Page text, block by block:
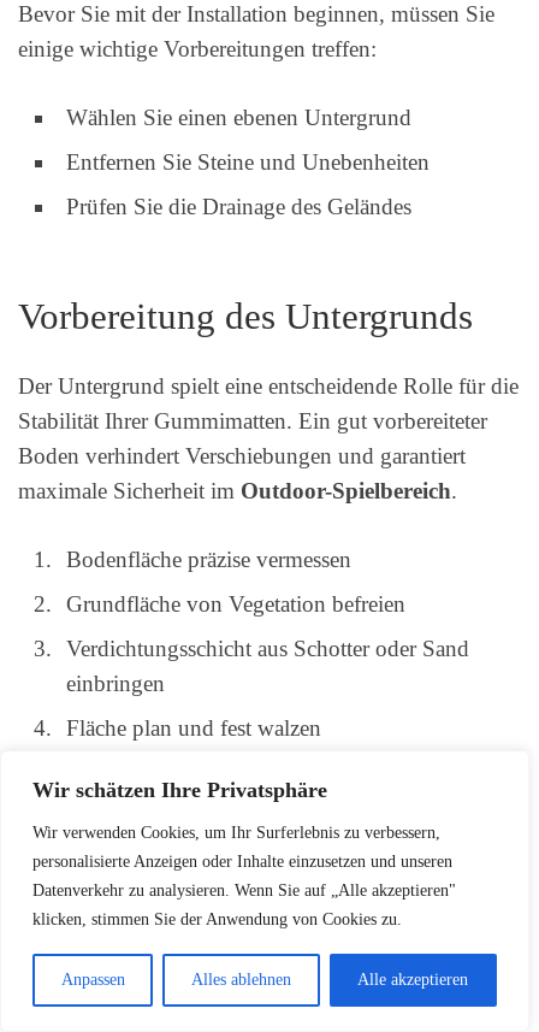
Wir schätzen Ihre Privatsphäre
Wir verwenden Cookies, um Ihr Surferlebnis zu verbessern,
personalisierte Anzeigen oder Inhalte einzusetzen und unseren
Datenverkehr zu analysieren. Wenn Sie auf „Alle akzeptieren"
klicken, stimmen Sie der Anwendung von Cookies zu.
Anpassen Alles ablehnen Alle akzeptieren
Bevor Sie mit der Installation beginnen, müssen Sie
einige wichtige Vorbereitungen treffen:
Wählen Sie einen ebenen Untergrund
Entfernen Sie Steine und Unebenheiten
Prüfen Sie die Drainage des Geländes
Vorbereitung des Untergrunds
Der Untergrund spielt eine entscheidende Rolle für die
Stabilität Ihrer Gummimatten. Ein gut vorbereiteter
Boden verhindert Verschiebungen und garantiert
maximale Sicherheit im Outdoor-Spielbereich.
Bodenfläche präzise vermessen
Grundfläche von Vegetation befreien
Verdichtungsschicht aus Schotter oder Sand
einbringen
Fläche plan und fest walzen
Schritt-für-Schritt-Anleitung
Die Installation der Gummimatten erfordert Sorgfalt
perfektenGummifallschutz: